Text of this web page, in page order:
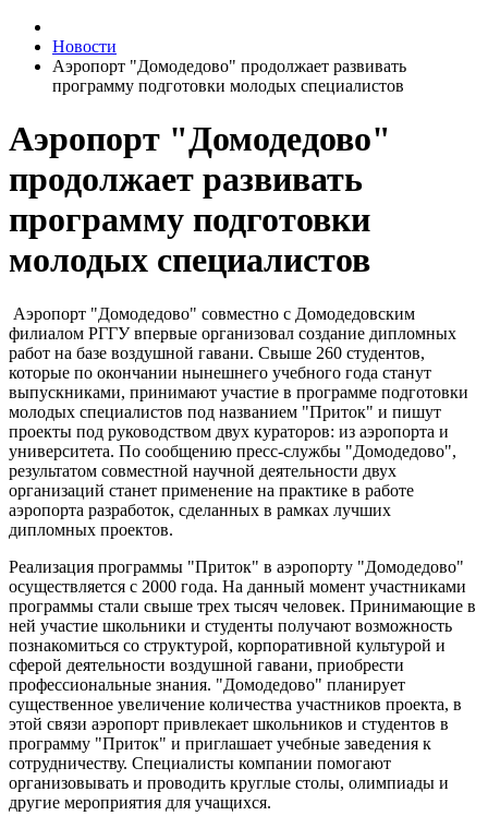
Новости
Аэропорт "Домодедово" продолжает развивать
программу подготовки молодых специалистов
Аэропорт "Домодедово"
продолжает развивать
программу подготовки
молодых специалистов
Аэропорт "Домодедово" совместно с Домодедовским
филиалом РГГУ впервые организовал создание дипломных
работ на базе воздушной гавани. Свыше 260 студентов,
которые по окончании нынешнего учебного года станут
выпускниками, принимают участие в программе подготовки
молодых специалистов под названием "Приток" и пишут
проекты под руководством двух кураторов: из аэропорта и
университета. По сообщению пресс-службы "Домодедово",
результатом совместной научной деятельности двух
организаций станет применение на практике в работе
аэропорта разработок, сделанных в рамках лучших
дипломных проектов.
Реализация программы "Приток" в аэропорту "Домодедово"
осуществляется с 2000 года. На данный момент участниками
программы стали свыше трех тысяч человек. Принимающие в
ней участие школьники и студенты получают возможность
познакомиться со структурой, корпоративной культурой и
сферой деятельности воздушной гавани, приобрести
профессиональные знания. "Домодедово" планирует
существенное увеличение количества участников проекта, в
этой связи аэропорт привлекает школьников и студентов в
программу "Приток" и приглашает учебные заведения к
сотрудничеству. Специалисты компании помогают
организовывать и проводить круглые столы, олимпиады и
другие мероприятия для учащихся.